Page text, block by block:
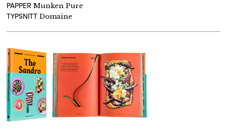
PAPPER Munken Pure
TYPSNITT Domaine